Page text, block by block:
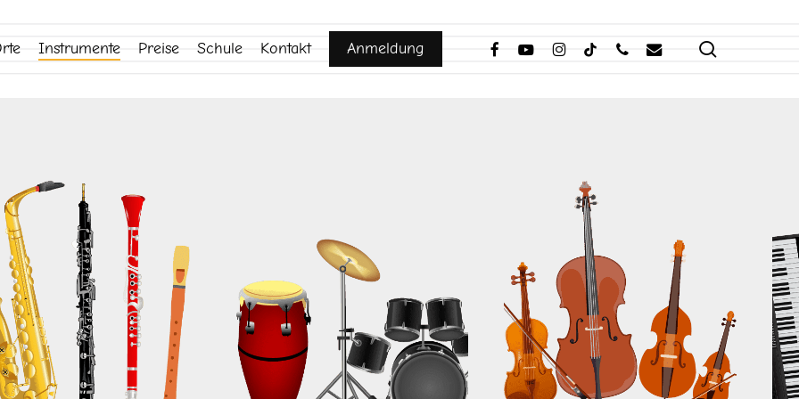
Instrumente Preise Schule Kontakt Anmeldung facebookyoutubeinstagram
tiktok phoneemail